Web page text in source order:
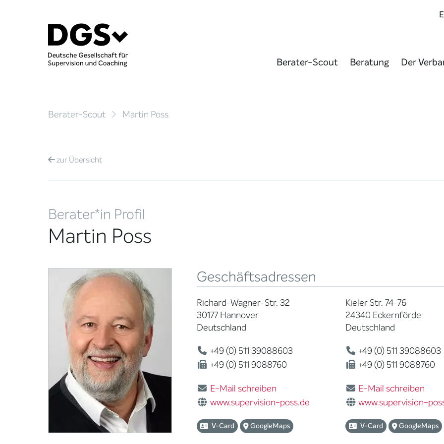
Berater-Scout Beratung Der
Berater-Scout Martin Poss
zurÜbersicht
Berater*in Profil
Martin Poss
Geschäftsadressen
Richard-Wagner-Str. 32
30177 Hannover
Deutschland
+49 (0) 511 39088603
+49 (0) 511 9088760
E-Mail schreiben
www.supervision-poss.de
V-Card GoogleMaps
Kieler Str. 74-76
24340 Eckernförde
Deutschland
+49 (0) 511 39088603
+49 (0) 511 9088760
E-Mail schreiben
www.supervision-
V-Card GoogleMaps